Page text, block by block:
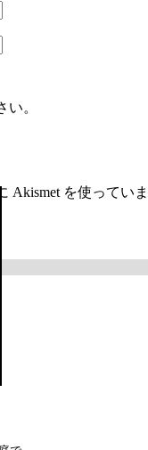
い。
Akismet を使っていま